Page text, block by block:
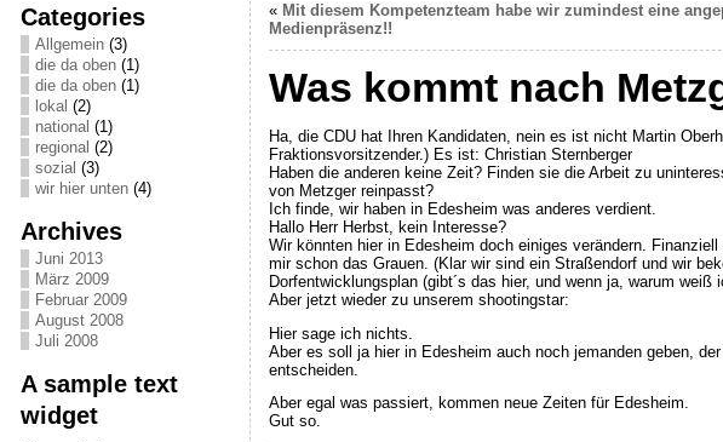
Categories
Allgemein(3)
die da oben(1)
die da oben(1)
lokal (2)
national (1)
regional (2)
sozial (3)
wir hier unten(4)
Archives
Juni 2013
März 2009
Februar 2009
August 2008
Juli 2008
A sample text
widget
« Mit diesem Kompetenzteam habe wir zumindest eine
Medienpräsenz!!
Was kommt nach
Ha, die CDU hat Ihren Kandidaten, nein es ist nicht Martin
Fraktionsvorsitzender.) Es ist: Christian Sternberger
Haben die anderen keine Zeit? Finden sie die Arbeit zu
von Metzger reinpasst?
Ich finde, wir haben in Edesheim was anderes verdient.
Hallo Herr Herbst, kein Interesse?
Wir könnten hier in Edesheim doch einiges verändern.
mir schon das Grauen. (Klar wir sind ein Straßendorf und wir
Dorfentwicklungsplan (gibt´s das hier, und wenn ja, warum weiß
Aber jetzt wieder zu unserem shootingstar:
Hier sage ich nichts.
Aber es soll ja hier in Edesheim auch noch jemanden geben,
entscheiden.
Aber egal was passiert, kommen neue Zeiten für Edesheim.
Gut so.